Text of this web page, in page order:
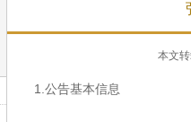
本文
1.公告基本信息